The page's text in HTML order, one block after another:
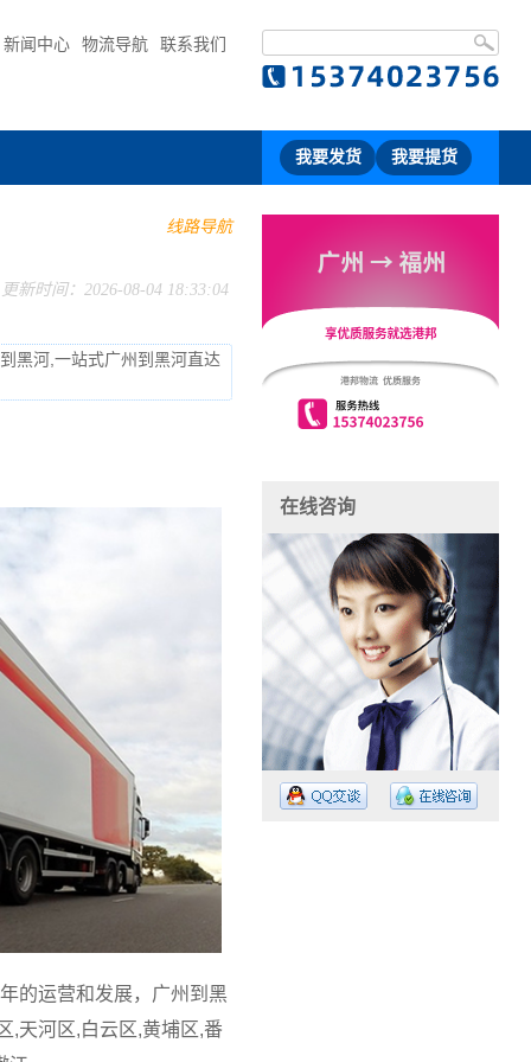
新闻中心 物流导航 联系我们
我要发货 我要提货
线路导航
更新时间：2026-08-04 18:33:04
黑河,一站式广州到黑河直达
的运营和发展，广州到黑
,天河区,白云区,黄埔区,番
在线咨询